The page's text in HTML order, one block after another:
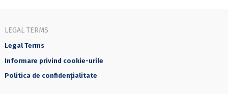
LEGAL TERMS
Legal Terms
Informare privind cookie-urile
Politica de confidențialitate